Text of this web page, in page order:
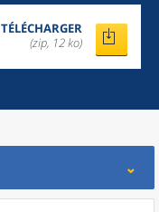
TÉLÉCHARGER
(zip, 12 ko)